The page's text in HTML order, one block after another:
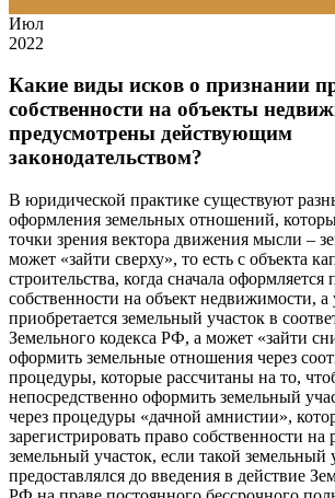
Июл
2022
Какие виды исков о признании
собственности на объекты
предусмотрены действующим
законодательством?
В юридической практике существуют
оформления земельных отношений,
точки зрения вектора движения мысли –
может «зайти сверху», то есть с объекта
строительства, когда сначала оформляется
собственности на объект недвижимости,
приобретается земельный участок в
Земельного кодекса РФ, а может «зайти
оформить земельные отношения через
процедуры, которые рассчитаны на то,
непосредственно оформить земельный
через процедуры «дачной амнистии»,
зарегистрировать право собственности на
земельный участок, если такой земельный
предоставлялся до введения в действие